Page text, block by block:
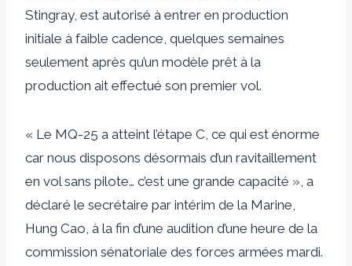
Stingray, est autorisé à entrer en production
initiale à faible cadence, quelques semaines
seulement après qu’un modèle prêt à la
production ait effectué son premier vol.
« Le MQ-25 a atteint l’étape C, ce qui est énorme
car nous disposons désormais d’un ravitaillement
en vol sans pilote… c’est une grande capacité », a
déclaré le secrétaire par intérim de la Marine,
Hung Cao, à la fin d’une audition d’une heure de la
commission sénatoriale des forces armées mardi.